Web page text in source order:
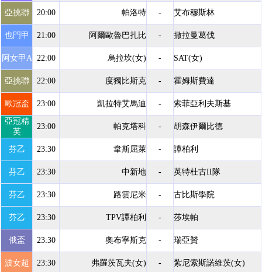
亞挑聯 20:00 帕洛特 - 艾布穆斯林
也門甲 21:00 阿爾歐魯巴扎比 - 撒拉曼葛伐
阿女甲A 22:00 烏拉坎(女) - SAT(女)
亞挑聯 22:00 度獨比斯克 - 霍姆斯費達
歐冠盃 23:00 凱拉特艾馬迪 -
索菲亞利夫斯基
亞冠精
英
23:00 帕克塔科 - 胡森伊爾比德
芬乙 23:30 韋斯屈萊 - 譚柏利
芬乙 23:30 中新地 - 英特杜古II隊
芬乙 23:30 路雲尼米 - 古比斯學院
芬乙 23:30 TPV譚柏利 - 莎埃帕
俄盃 23:30 奧布寧斯克 - 瑞亞贊
波女超 23:30 弗羅茨瓦夫(女) - 紮尼索斯諾維茨(女)